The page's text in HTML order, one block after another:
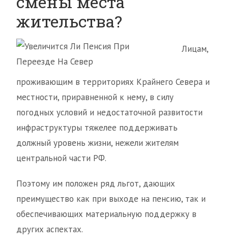
жительства?
Лицам,
проживающим в территориях Крайнего Севера и
местности, приравненной к нему, в силу
погодных условий и недостаточной развитости
инфраструктуры тяжелее поддерживать
должный уровень жизни, нежели жителям
центральной части РФ.
Поэтому им положен ряд льгот, дающих
преимущество как при выходе на пенсию, так и
обеспечивающих материальную поддержку в
других аспектах.